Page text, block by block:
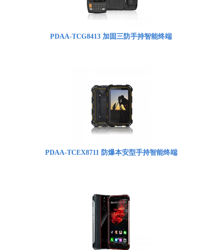
PDAA-TCG8413 加固三防手持智能终端
PDAA-TCEX8711 防爆本安型手持智能终端